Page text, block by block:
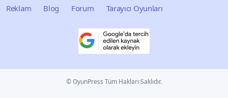
Reklam
Blog Forum Tarayıcı Oyunları
© OyunPress Tüm Hakları Saklıdır.